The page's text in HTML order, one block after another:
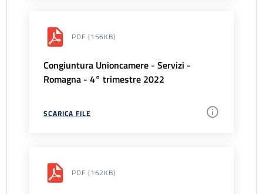
PDF (156KB)
Congiuntura Unioncamere - Servizi -
Romagna - 4° trimestre 2022
SCARICA FILE
PDF (162KB)